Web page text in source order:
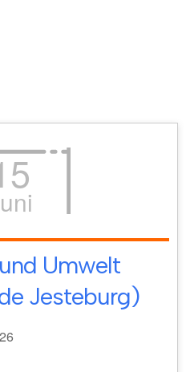
Umwelt
Jesteburg)